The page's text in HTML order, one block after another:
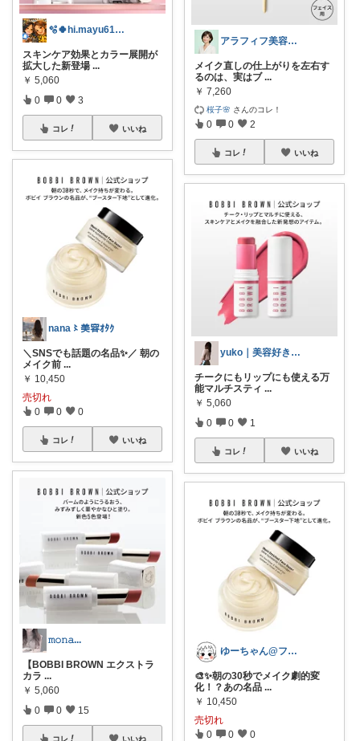
🫧🍀hi.mayu618🍀🫧
スキンケア効果とカラー展開が
拡大した新登場 ...
￥ 5,060
0 0 3
コレ いいね
nana〻美容ｵﾀｸ
＼SNSでも話題の名品✨／ 朝の
メイク前 ...
￥ 10,450
売切れ
0 0 0
コレ いいね
𝚖𝚘𝚗𝚊...
【BOBBI BROWN エクストラ
カラ ...
￥ 5,060
0 0 15
コレ いいね
アラフィフ美容研究所
メイク直しの仕上がりを左右す
るのは、実はブ ...
￥ 7,260
桜子🌸 さんのコレ！
0 0 2
コレ いいね
yuko｜美容好きのROOM
チークにもリップにも使える万
能マルチスティ ...
￥ 5,060
0 0 1
コレ いいね
ゆーちゃん@フォロワーさまから購入💕
🎨✨朝の30秒でメイク劇的変
化！？あの名品 ...
￥ 10,450
売切れ
0 0 0